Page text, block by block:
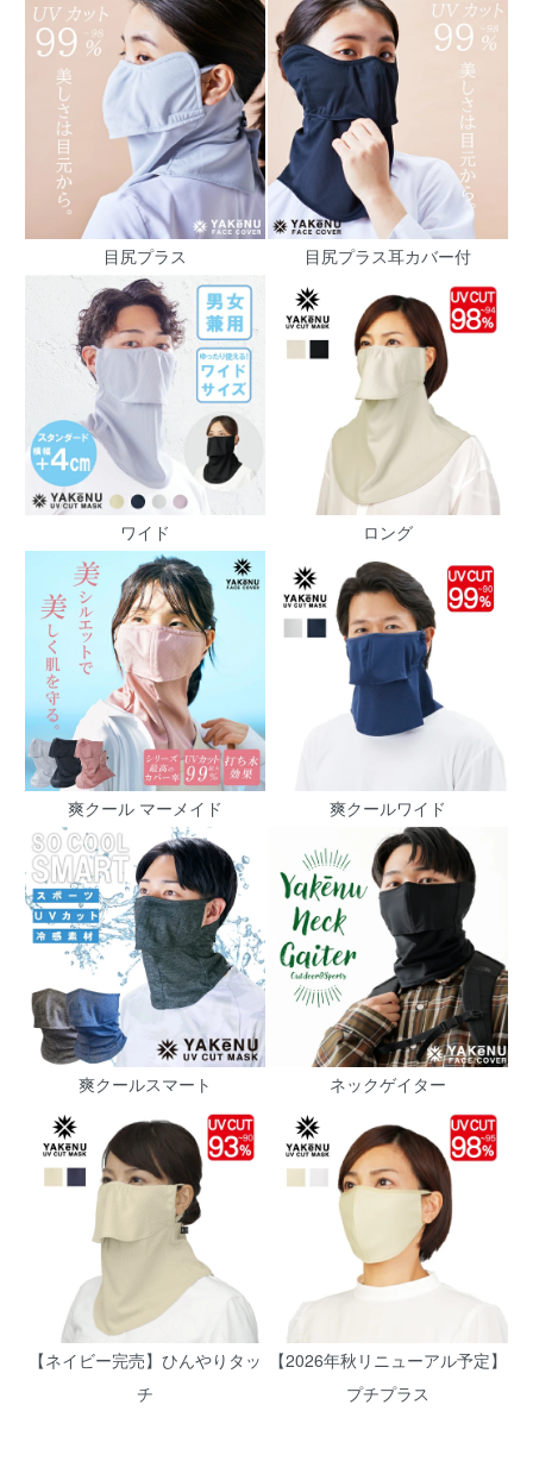
目尻プラス 目尻プラス耳カバー付
ワイド ロング
爽クール マーメイド 爽クールワイド
爽クールスマート ネックゲイター
【ネイビー完売】ひんやりタッ
チ
【2026年秋リニューアル予定】
プチプラス